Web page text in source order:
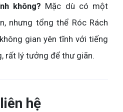
không? Mặc dù có một
nhưng tổng thể Róc Rách
gian yên tĩnh với tiếng
rất lý tưởng để thư giãn.
hệ